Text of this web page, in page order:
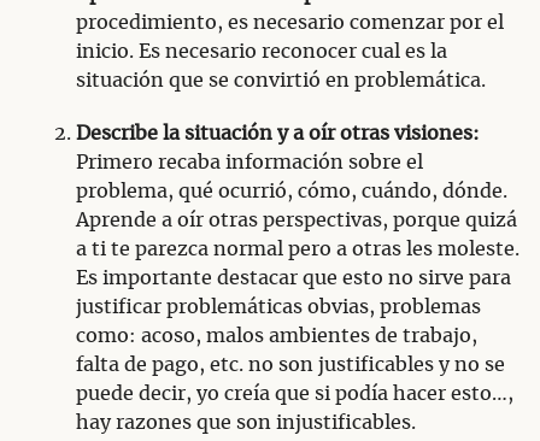
procedimiento, es necesario comenzar por el
inicio. Es necesario reconocer cual es la
situación que se convirtió en problemática.
Describe la situación y a oír otras visiones:
Primero recaba información sobre el
problema, qué ocurrió, cómo, cuándo, dónde.
Aprende a oír otras perspectivas, porque quizá
a ti te parezca normal pero a otras les moleste.
Es importante destacar que esto no sirve para
justificar problemáticas obvias, problemas
como: acoso, malos ambientes de trabajo,
falta de pago, etc. no son justificables y no se
puede decir, yo creía que si podía hacer esto…,
hay razones que son injustificables.